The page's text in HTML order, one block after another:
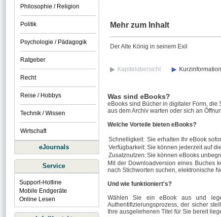
Mehr zum Inhalt
Der Alte König in seinem Exil
Kapitelübersicht Kurzinformation
Was sind eBooks?
eBooks sind Bücher in digitaler Form,
aus dem Archiv warten oder sich an
Welche Vorteile bieten eBooks?
Schnelligkeit: Sie erhalten Ihr eBook
Verfügbarkeit: Sie können jederzeit auf
Zusatznutzen:Sie können eBooks
Mit der Downloadversion eines Buches
nach Stichworten suchen, elektronische
Und wie funktioniert's?
Wählen Sie ein eBook aus und
Authentifizierungsprozess, der sicher
Ihre ausgeliehenen Titel für Sie bereit
Philosophie / Religion
Politik
Psychologie / Pädagogik
Ratgeber
Recht
Reise / Hobbys
Technik / Wissen
Wirtschaft
eJournals
Service
Support-Hotline
Mobile Endgeräte
Online Lesen